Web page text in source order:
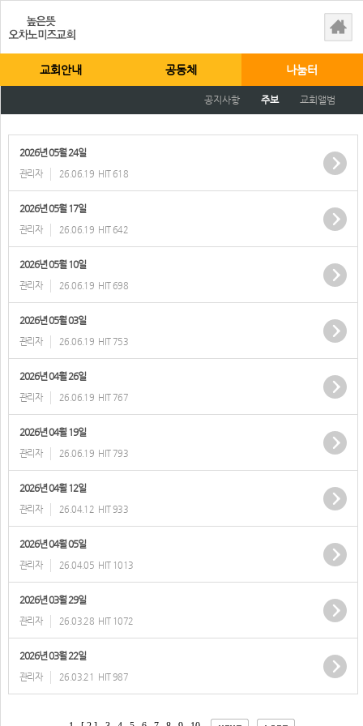
교회안내 공동체 나눔터
공지사항 주보 교회앨범
2026년 05월 24일
관리자 26.06.19 HIT 618
2026년 05월 17일
관리자 26.06.19 HIT 642
2026년 05월 10일
관리자 26.06.19 HIT 698
2026년 05월 03일
관리자 26.06.19 HIT 753
2026년 04월 26일
관리자 26.06.19 HIT 767
2026년 04월 19일
관리자 26.06.19 HIT 793
2026년 04월 12일
관리자 26.04.12 HIT 933
2026년 04월 05일
관리자 26.04.05 HIT 1013
2026년 03월 29일
관리자 26.03.28 HIT 1072
2026년 03월 22일
관리자 26.03.21 HIT 987